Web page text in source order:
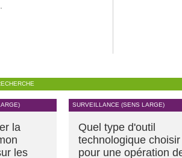
la
les
SURVEILLANCE (SENS LARGE)
Quel type d'outil
technologique choisir
pour une opération